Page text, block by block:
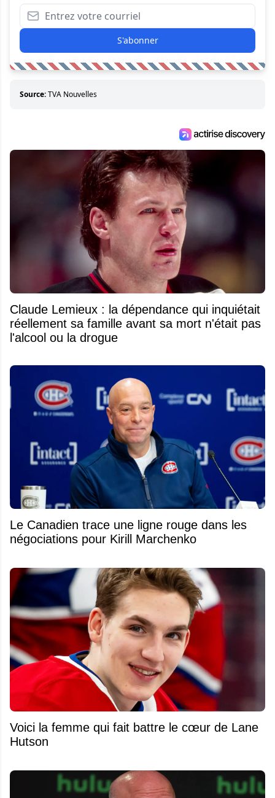
S'abonner
Source:TVA Nouvelles
Claude Lemieux : la dépendance qui inquiétait
réellement sa famille avant sa mort n'était pas
l'alcool ou la drogue
Le Canadien trace une ligne rouge dans les
négociations pour Kirill Marchenko
Voici la femme qui fait battre le cœur de Lane
Hutson